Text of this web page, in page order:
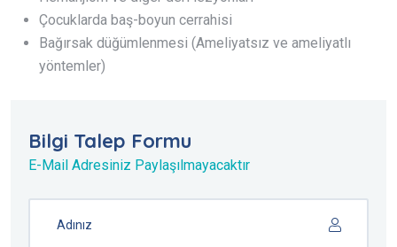
Çocuklarda baş-boyun cerrahisi
Bağırsak düğümlenmesi (Ameliyatsız ve ameliyatlı
yöntemler)
Bilgi Talep Formu
E-Mail Adresiniz Paylaşılmayacaktır